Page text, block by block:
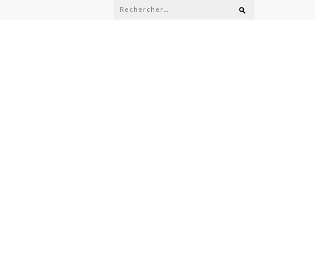
Rechercher :